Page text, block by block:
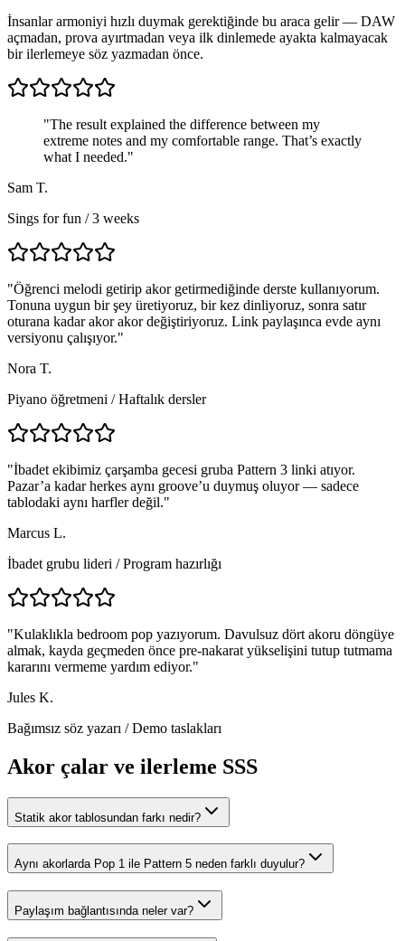
İnsanlar armoniyi hızlı duymak gerektiğinde bu araca gelir — DAW
açmadan, prova ayırtmadan veya ilk dinlemede ayakta kalmayacak
bir ilerlemeye söz yazmadan önce.
"The result explained the difference between my
extreme notes and my comfortable range. That’s exactly
what I needed."
Sam T.
Sings for fun / 3 weeks
"Öğrenci melodi getirip akor getirmediğinde derste kullanıyorum.
Tonuna uygun bir şey üretiyoruz, bir kez dinliyoruz, sonra satır
oturana kadar akor akor değiştiriyoruz. Link paylaşınca evde aynı
versiyonu çalışıyor."
Nora T.
Piyano öğretmeni /Haftalık dersler
"İbadet ekibimiz çarşamba gecesi gruba Pattern 3 linki atıyor.
Pazar’a kadar herkes aynı groove’u duymuş oluyor — sadece
tablodaki aynı harfler değil."
Marcus L.
İbadet grubu lideri /Program hazırlığı
"Kulaklıkla bedroom pop yazıyorum. Davulsuz dört akoru döngüye
almak, kayda geçmeden önce pre-nakarat yükselişini tutup tutmama
kararını vermeme yardım ediyor."
Jules K.
Bağımsız söz yazarı /Demo taslakları
Akor çalar ve ilerleme SSS
Statik akor tablosundan farkı nedir?
Aynı akorlarda Pop 1 ile Pattern 5 neden farklı duyulur?
Paylaşım bağlantısında neler var?